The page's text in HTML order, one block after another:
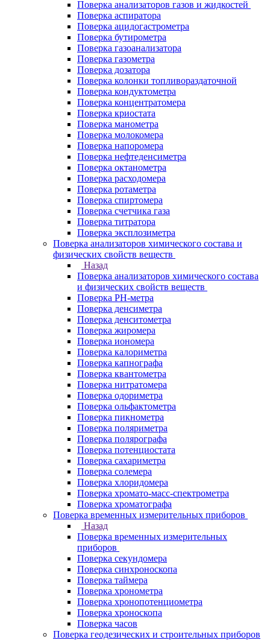
Поверка анализаторов газов и жидкостей
Поверка аспиратора
Поверка ацидогастрометра
Поверка бутирометра
Поверка газоанализатора
Поверка газометра
Поверка дозатора
Поверка колонки топливораздаточной
Поверка кондуктометра
Поверка концентратомера
Поверка криостата
Поверка манометра
Поверка молокомера
Поверка напоромера
Поверка нефтеденсиметра
Поверка октанометра
Поверка расходомера
Поверка ротаметра
Поверка спиртомера
Поверка счетчика газа
Поверка титратора
Поверка эксплозиметра
Поверка анализаторов химического состава и
физических свойств веществ
Назад
Поверка анализаторов химического состава
и физических свойств веществ
Поверка PH-метра
Поверка денсиметра
Поверка денситометра
Поверка жиромера
Поверка иономера
Поверка калориметра
Поверка капнографа
Поверка квантометра
Поверка нитратомера
Поверка одориметра
Поверка ольфактометра
Поверка пикнометра
Поверка поляриметра
Поверка полярографа
Поверка потенциостата
Поверка сахариметра
Поверка солемера
Поверка хлоридомера
Поверка хромато-масс-спектрометра
Поверка хроматографа
Поверка временных измерительных приборов
Назад
Поверка временных измерительных
приборов
Поверка секундомера
Поверка синхроноскопа
Поверка таймера
Поверка хронометра
Поверка хронопотенциометра
Поверка хроноскопа
Поверка часов
Поверка геодезических и строительных приборов